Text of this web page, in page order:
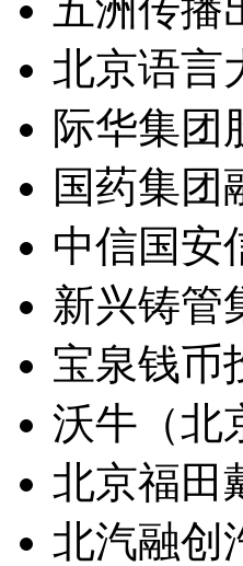
北京语言
际华集团
国药集团
中信国安
新兴铸管
宝泉钱币
沃牛（北
北京福田
北汽融创